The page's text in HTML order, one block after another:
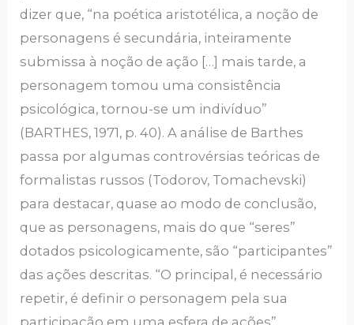
dizer que, “na poética aristotélica, a noção de
personagens é secundária, inteiramente
submissa à noção de ação […] mais tarde, a
personagem tomou uma consistência
psicológica, tornou-se um indivíduo”
(BARTHES, 1971, p. 40). A análise de Barthes
passa por algumas controvérsias teóricas de
formalistas russos (Todorov, Tomachevski)
para destacar, quase ao modo de conclusão,
que as personagens, mais do que “seres”
dotados psicologicamente, são “participantes”
das ações descritas. “O principal, é necessário
repetir, é definir o personagem pela sua